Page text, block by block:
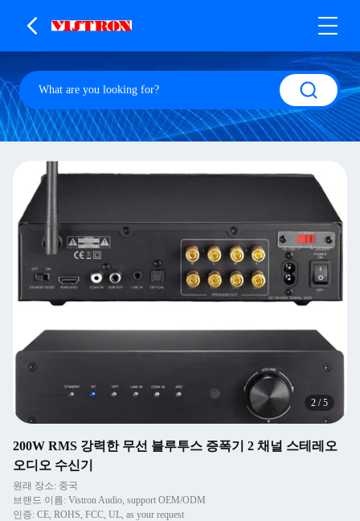
2 /5
200W RMS 강력한 무선 블루투스 증폭기 2 채널 스테레오
오디오 수신기
원래 장소: 중국
브랜드 이름: Vistron Audio, support OEM/ODM
인증: CE, ROHS, FCC, UL, as your request